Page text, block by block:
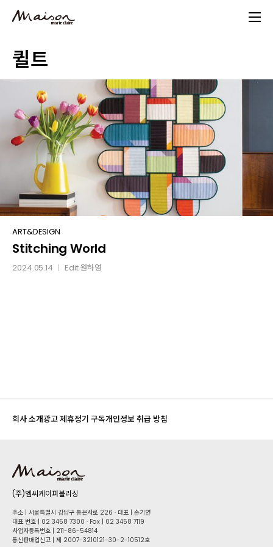
content
퀼트
Stitching
World
ART&DESIGN
Stitching World
2024.05.14 Edit원하영
회사 소개광고 제휴정기 구독개인정보 취급 방침
(주)엠씨케이퍼블리싱
주소 | 서울특별시 강남구 봉은사로 226 · 대표 | 손기연
대표 번호 | 02 34​58 7300 · Fax | 02 34​58 7119
사업자등록번호 | 211-86-5​4814
통신판매업신고 | 제 2007-3210121-30-2-10512호